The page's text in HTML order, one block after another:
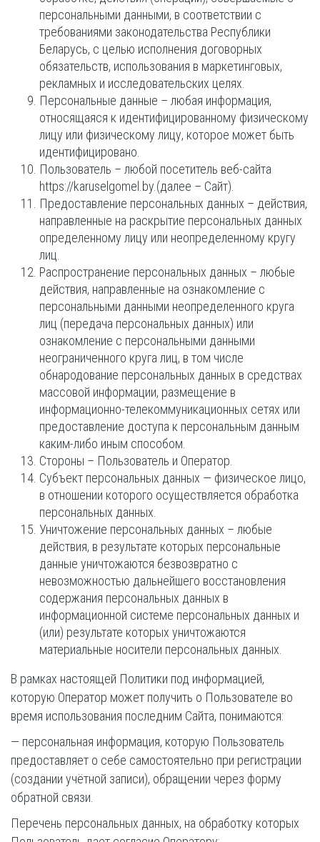
персональными данными, в соответствии с
требованиями законодательства Республики
Беларусь, с целью исполнения договорных
обязательств, использования в маркетинговых,
рекламных и исследовательских целях.
Персональные данные – любая информация,
относящаяся к идентифицированному физическому
лицу или физическому лицу, которое может быть
идентифицировано.
Пользователь – любой посетитель веб-сайта
https://karuselgomel.by.(далее – Сайт).
Предоставление персональных данных – действия,
направленные на раскрытие персональных данных
определенному лицу или неопределенному кругу
лиц.
Распространение персональных данных – любые
действия, направленные на ознакомление с
персональными данными неопределенного круга
лиц (передача персональных данных) или
ознакомление с персональными данными
неограниченного круга лиц, в том числе
обнародование персональных данных в средствах
массовой информации, размещение в
информационно-телекоммуникационных сетях или
предоставление доступа к персональным данным
каким-либо иным способом.
Стороны – Пользователь и Оператор.
Субъект персональных данных — физическое лицо,
в отношении которого осуществляется обработка
персональных данных.
Уничтожение персональных данных – любые
действия, в результате которых персональные
данные уничтожаются безвозвратно с
невозможностью дальнейшего восстановления
содержания персональных данных в
информационной системе персональных данных и
(или) результате которых уничтожаются
материальные носители персональных данных.
В рамках настоящей Политики под информацией,
которую Оператор может получить о Пользователе во
время использования последним Сайта, понимаются:
— персональная информация, которую Пользователь
предоставляет о себе самостоятельно при регистрации
(создании учётной записи), обращении через форму
обратной связи.
Перечень персональных данных, на обработку которых